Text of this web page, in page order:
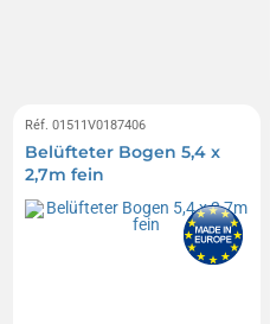
Réf. 01511V0187406
Belüfteter Bogen 5,4 x
2,7m fein